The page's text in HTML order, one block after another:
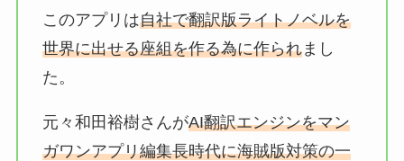
このアプリは自社で翻訳版ライトノベルを
世界に出せる座組を作る為に作られまし
た。
元々和田裕樹さんがAI翻訳エンジンをマン
ガワンアプリ編集長時代に海賊版対策の一